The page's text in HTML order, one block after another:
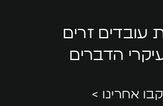
עובדים זרים
הדברים
אחרינו >